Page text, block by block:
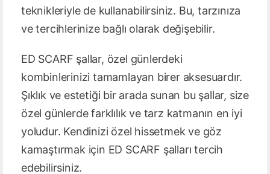
teknikleriyle de kullanabilirsiniz. Bu, tarzınıza
ve tercihlerinize bağlı olarak değişebilir.
ED SCARF şallar, özel günlerdeki
kombinlerinizi tamamlayan birer aksesuardır.
Şıklık ve estetiği bir arada sunan bu şallar, size
özel günlerde farklılık ve tarz katmanın en iyi
yoludur. Kendinizi özel hissetmek ve göz
kamaştırmak için ED SCARF şalları tercih
edebilirsiniz.